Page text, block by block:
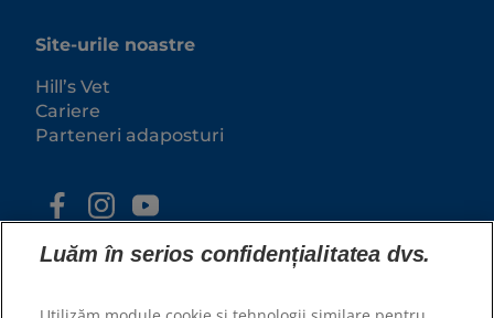
Site-urile noastre
Hill’s Vet
Cariere
Parteneri adaposturi
Luăm în serios confidențialitatea dvs.